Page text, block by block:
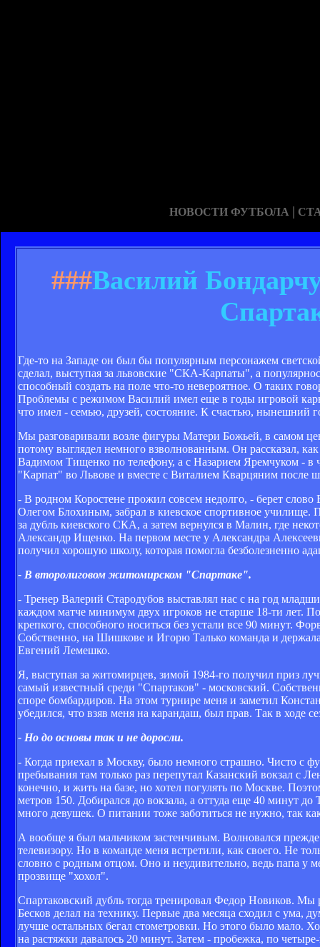
НОВОСТИ ФУТБОЛА |
###Василий
Где-то на Западе он был бы популярным персонажем
сделал, выступая за львовские "СКА-Карпаты", а
способный создать на поле что-то невероятное. О таких
Проблемы с режимом Василий имел еще в годы игровой
что имел - семью, друзей, состояние. К счастью, нынешний
Мы разговаривали возле фигуры Матери Божьей, в самом
потому выглядел немного взволнованным. Он рассказал,
Вадимом Тищенко по телефону, а с Назарием Яремчуком - в
"Карпат" во Львове и вместе с Виталием Кварцяним после
- В родном Коростене прожил совсем недолго, - берет
Олегом Блохиным, забрал в киевское спортивное училище.
за дубль киевского СКА, а затем вернулся в Малин, где
Александр Ищенко. На первом месте у Александра
получил хорошую школу, которая помогла безболезненно
- В второлиговом житомирском "Спартаке".
- Тренер Валерий Стародубов выставлял нас с на год
каждом матче минимум двух игроков не старше 18-ти лет.
крепкого, способного носиться без устали все 90 минут.
Собственно, на Шишкове и Игорю Талько команда и
Евгений Лемешко.
Я, выступая за житомирцев, зимой 1984-го получил приз
самый известный среди "Спартаков" - московский.
споре бомбардиров. На этом турнире меня и заметил
убедился, что взяв меня на карандаш, был прав. Так в ходе
- Но до основы так и не доросли.
- Когда приехал в Москву, было немного страшно. Чисто с
пребывания там только раз перепутал Казанский вокзал с
конечно, и жить на базе, но хотел погулять по Москве.
метров 150. Добирался до вокзала, а оттуда еще 40 минут
много девушек. О питании тоже заботиться не нужно, так
А вообще я был мальчиком застенчивым. Волновался
телевизору. Но в команде меня встретили, как своего. Не
словно с родным отцом. Оно и неудивительно, ведь папа у
прозвище "хохол".
Спартаковский дубль тогда тренировал Федор Новиков.
Бесков делал на технику. Первые два месяца сходил с
лучше остальных бегал стометровки. Но этого было мало.
на растяжки давалось 20 минут. Затем - пробежка, по